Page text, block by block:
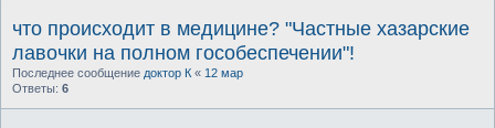
что происходит в медицине? "Частные хазарские
лавочки на полном гособеспечении"!
Последнее сообщение доктор К « 12 мар
Ответы: 6